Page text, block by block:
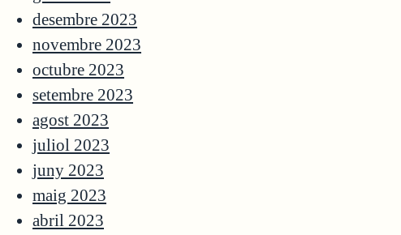
desembre 2023
novembre 2023
octubre 2023
setembre 2023
agost 2023
juliol 2023
juny 2023
maig 2023
abril 2023